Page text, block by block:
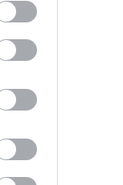
στη
από την
Γέφυρα